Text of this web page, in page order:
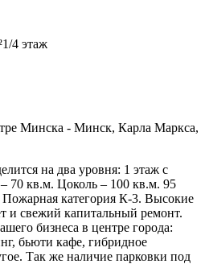
1/4 этаж
Минска - Минск, Карла Маркса,
на два уровня: 1 этаж с
70 кв.м. Цоколь – 100 кв.м. 95
категория К-3. Высокие
и свежий капитальный ремонт.
бизнеса в центре города:
бьюти кафе, гибридное
Так же наличие парковки под